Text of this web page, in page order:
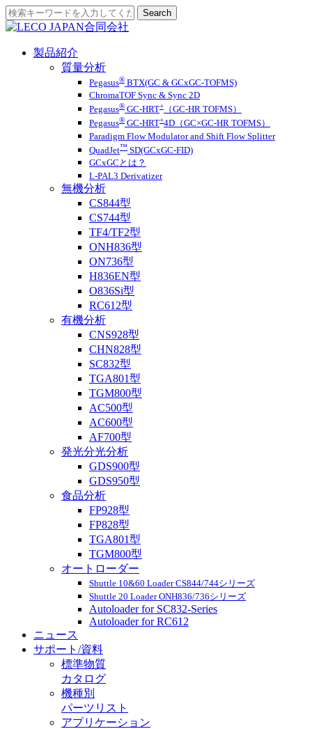
製品紹介
質量分析
Pegasus® BTX(GC & GCxGC-TOFMS)
ChromaTOF Sync & Sync 2D
Pegasus® GC-HRT+
（GC-HR TOFMS）
Pegasus® GC-HRT+4D（GC×GC-HR TOFMS）
Paradigm Flow Modulator and Shift Flow Splitter
QuadJet™ SD(GCxGC-FID)
GCxGCとは？
L-PAL3 Derivatizer
無機分析
CS844型
CS744型
TF4/TF2型
ONH836型
ON736型
H836EN型
O836Si型
RC612型
有機分析
CNS928型
CHN828型
SC832型
TGA801型
TGM800型
AC500型
AC600型
AF700型
発光分光分析
GDS900型
GDS950型
食品分析
FP928型
FP828型
TGA801型
TGM800型
オートローダー
Shuttle 10&60 Loader CS844/744シリーズ
Shuttle 20 Loader ONH836/736シリーズ
Autoloader for SC832-Series
Autoloader for RC612
ニュース
サポート/資料
標準物質
カタログ
機種別
パーツリスト
アプリケーション